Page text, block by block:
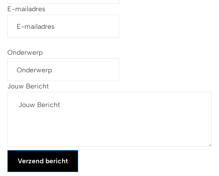
E-mailadres
Onderwerp
Jouw Bericht
Verzend bericht